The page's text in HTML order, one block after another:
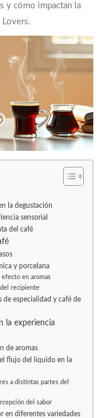
y cómo impactan la
la degustación
sensorial
del café
y porcelana
en aromas
recipiente
de especialidad y café de
la experiencia
de aromas
flujo del líquido en la
a distintas partes del
del sabor
en diferentes variedades